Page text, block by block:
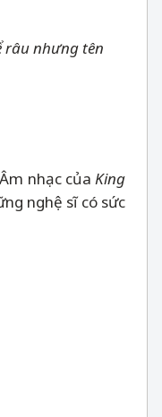
râu nhưng tên
nhạc của King
nghệ sĩ có sức